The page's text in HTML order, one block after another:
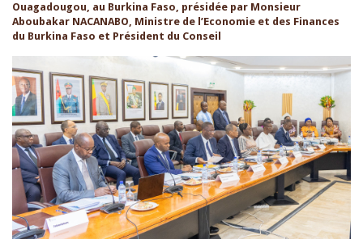
Ouagadougou, au Burkina Faso, présidée par Monsieur
Aboubakar NACANABO, Ministre de l’Economie et des Finances
du Burkina Faso et Président du Conseil